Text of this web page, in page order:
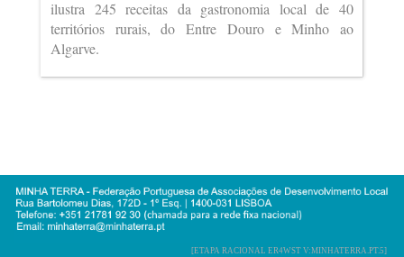
ilustra 245 receitas da gastronomia local de 40
territórios rurais, do Entre Douro e Minho ao
Algarve.
[ETAPA RACIONAL ER4WST V:MINHATERRA.PT.5]